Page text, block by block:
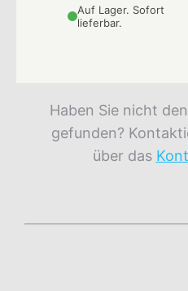
Auf Lager. Sofort
lieferbar.
Haben Sie nicht
gefunden?
über das